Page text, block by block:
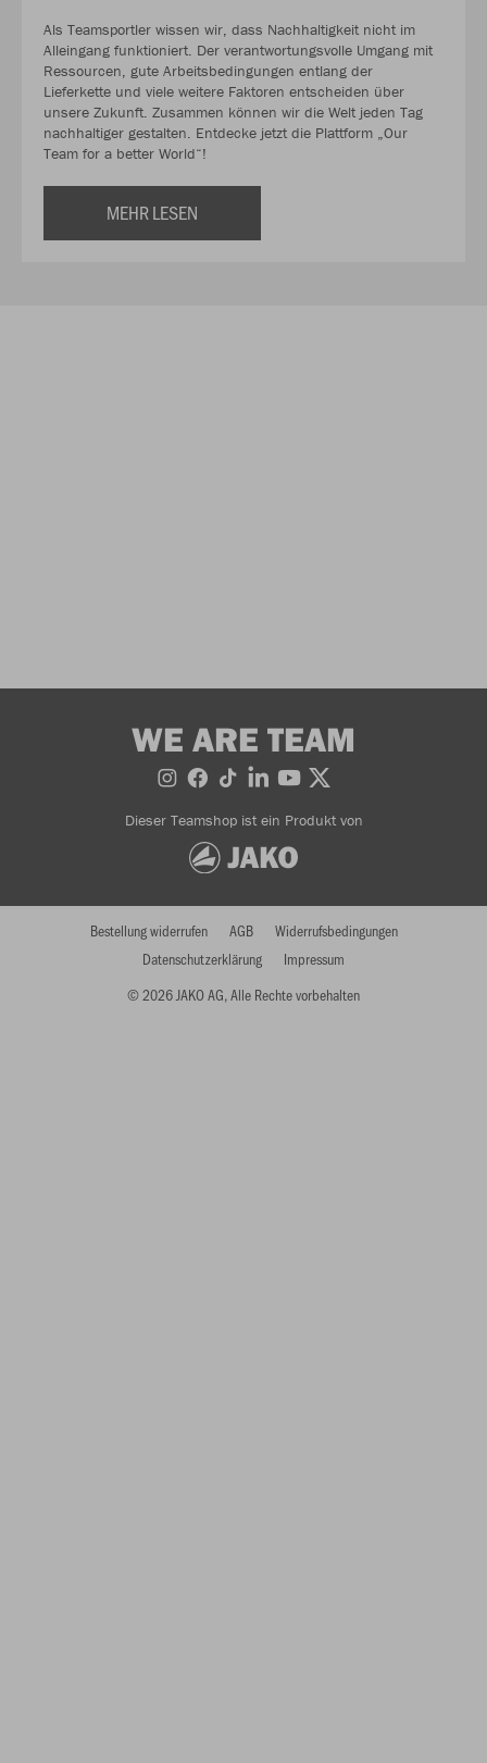
Als Teamsportler wissen wir, dass Nachhaltigkeit nicht im
Alleingang funktioniert. Der verantwortungsvolle Umgang mit
Ressourcen, gute Arbeitsbedingungen entlang der
Lieferkette und viele weitere Faktoren entscheiden über
unsere Zukunft. Zusammen können wir die Welt jeden Tag
nachhaltiger gestalten. Entdecke jetzt die Plattform „Our
Team for a better World“!
MEHR LESEN
WE ARE TEAM
Dieser Teamshop ist ein Produkt von
© 2026 JAKO AG, Alle Rechte vorbehalten
Bestellung widerrufen AGB
Widerrufsbedingungen
Datenschutzerklärung
Impressum